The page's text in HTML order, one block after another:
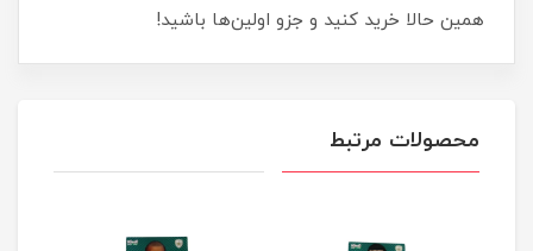
همین حالا خرید کنید و جزو اولین‌ها باشید!
محصولات مرتبط